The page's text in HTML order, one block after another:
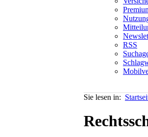
RSS
Sie lesen in: